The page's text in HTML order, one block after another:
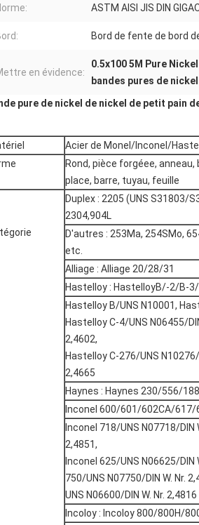
ASTM AISI JIS DIN
Bord de fente de bord
en évidence:
0.5x100 5M Pure
bandes pures de
pure de nickel de nickel de petit pain
Acier de Monel/Inconel/
Rond, pièce forgéee,
place, barre, tuyau, feuille
Duplex : 2205 (UNS S31803/
2304,904L
D'autres : 253Ma, 254SMo,
etc.
Alliage : Alliage 20/28/31
Hastelloy : HastelloyB/-2/B-
Hastelloy B/UNS N10001,
Hastelloy C-4/UNS N06455/
2,4602,
Hastelloy C-276/UNS N10276/
2,4665
Haynes : Haynes 230/556/188
Inconel 600/601/602CA/
Inconel 718/UNS N07718/DIN
2,4851,
Inconel 625/UNS N06625/DIN
750/UNS N07750/DIN W. Nr.
UNS N06600/DIN W. Nr. 2,4816
Incoloy : Incoloy 800/800H/